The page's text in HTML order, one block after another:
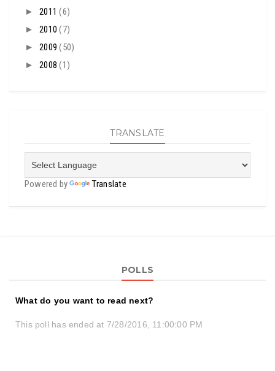
► 2011(6)
► 2010(7)
► 2009(50)
► 2008(1)
TRANSLATE
Powered by Translate
POLLS
What do you want to read next?
This poll has ended at 7/28/2016, 11:00:00 PM